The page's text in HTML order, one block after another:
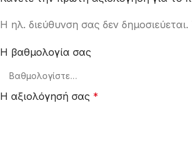
Η ηλ. διεύθυνση σας δεν δημοσιεύεται.
Η βαθμολογία σας
Η αξιολόγησή σας *